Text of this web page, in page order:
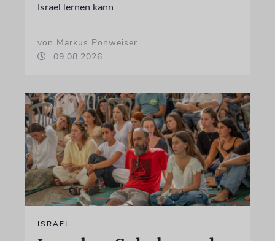
Israel lernen kann
von Markus Ponweiser
09.08.2026
ISRAEL